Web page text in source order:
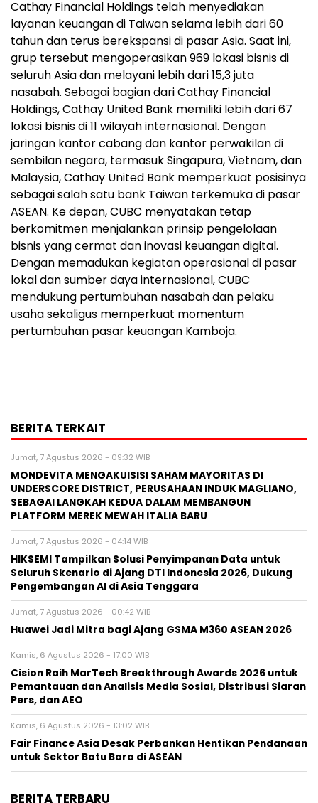
Cathay Financial Holdings telah menyediakan
layanan keuangan di Taiwan selama lebih dari 60
tahun dan terus berekspansi di pasar Asia. Saat ini,
grup tersebut mengoperasikan 969 lokasi bisnis di
seluruh Asia dan melayani lebih dari 15,3 juta
nasabah. Sebagai bagian dari Cathay Financial
Holdings, Cathay United Bank memiliki lebih dari 67
lokasi bisnis di 11 wilayah internasional. Dengan
jaringan kantor cabang dan kantor perwakilan di
sembilan negara, termasuk Singapura, Vietnam, dan
Malaysia, Cathay United Bank memperkuat posisinya
sebagai salah satu bank Taiwan terkemuka di pasar
ASEAN. Ke depan, CUBC menyatakan tetap
berkomitmen menjalankan prinsip pengelolaan
bisnis yang cermat dan inovasi keuangan digital.
Dengan memadukan kegiatan operasional di pasar
lokal dan sumber daya internasional, CUBC
mendukung pertumbuhan nasabah dan pelaku
usaha sekaligus memperkuat momentum
pertumbuhan pasar keuangan Kamboja.
BERITA TERKAIT
Jumat, 7 Agustus 2026 - 09:32 WIB
MONDEVITA MENGAKUISISI SAHAM MAYORITAS DI
UNDERSCORE DISTRICT, PERUSAHAAN INDUK MAGLIANO,
SEBAGAI LANGKAH KEDUA DALAM MEMBANGUN
PLATFORM MEREK MEWAH ITALIA BARU
Jumat, 7 Agustus 2026 - 04:14 WIB
HIKSEMI Tampilkan Solusi Penyimpanan Data untuk
Seluruh Skenario di Ajang DTI Indonesia 2026, Dukung
Pengembangan AI di Asia Tenggara
Jumat, 7 Agustus 2026 - 00:42 WIB
Huawei Jadi Mitra bagi Ajang GSMA M360 ASEAN 2026
Kamis, 6 Agustus 2026 - 17:00 WIB
Cision Raih MarTech Breakthrough Awards 2026 untuk
Pemantauan dan Analisis Media Sosial, Distribusi Siaran
Pers, dan AEO
Kamis, 6 Agustus 2026 - 13:02 WIB
Fair Finance Asia Desak Perbankan Hentikan Pendanaan
untuk Sektor Batu Bara di ASEAN
BERITA TERBARU